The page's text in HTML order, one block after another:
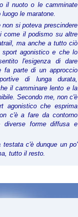
il nuoto o le camminate
le maratone.
si poteva prescindere
come il podismo su altre
ma anche a tutto ciò
agonistico e che lo
l'esigenza di dare
parte di un approccio
di lunga durata,
il camminare lento e la
Secondo me, non c'è
agonistico che esprima
c'è a fare da contorno
diverse forme diffusa e
testata c'è dunque un po'
tutto il resto.